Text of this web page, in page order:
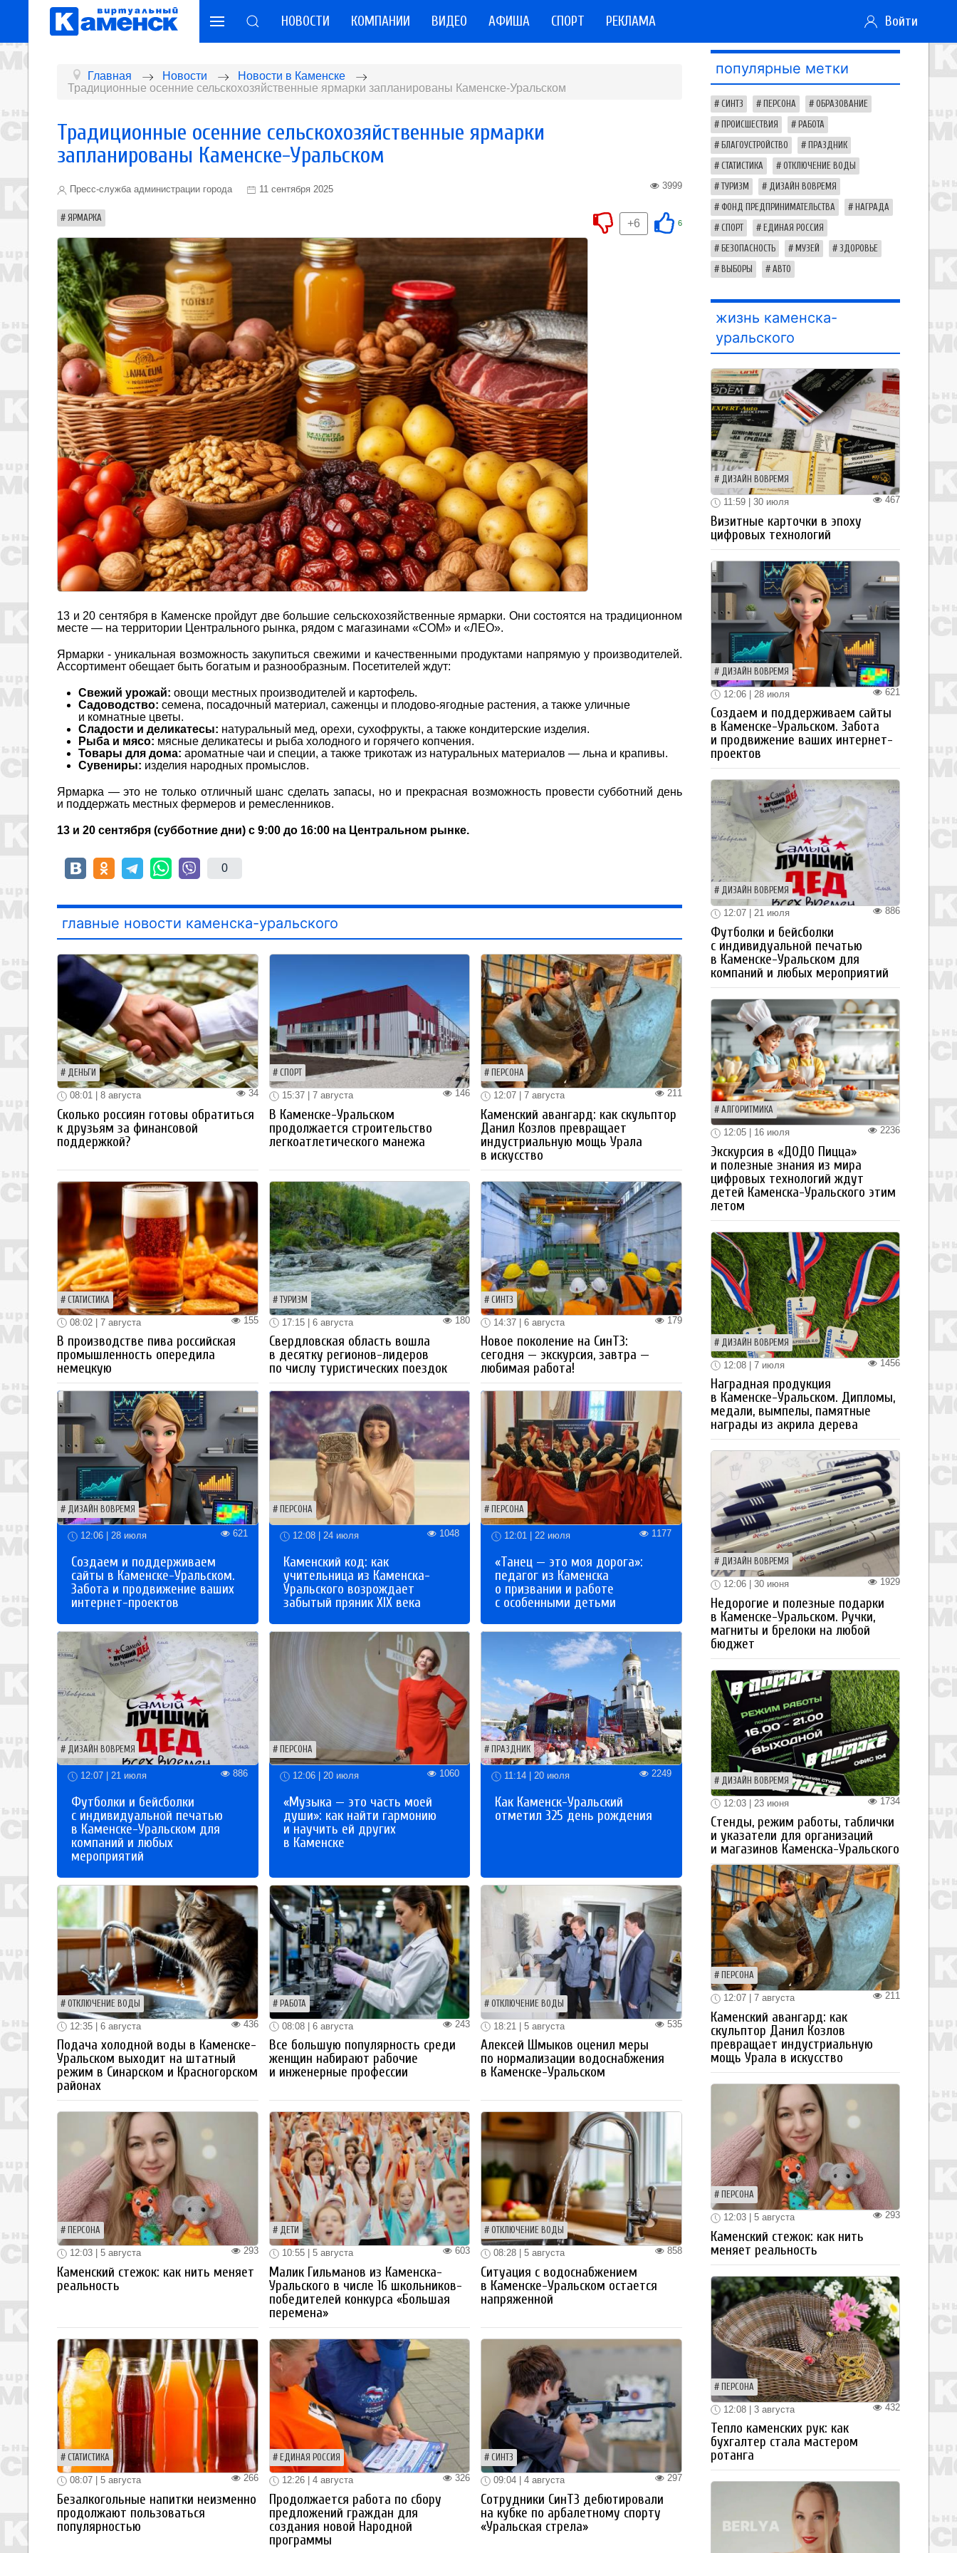
НОВОСТИ КОМПАНИИ ВИДЕО АФИША СПОРТ РЕКЛАМА Войти
Главная Новости
Новости в Каменске
Традиционные осенние сельскохозяйственные ярмарки запланированы Каменске-Уральском
Традиционные осенние сельскохозяйственные ярмарки
запланированы Каменске-Уральском
Пресс-служба администрации города 11 сентября 2025 3999
ЯРМАРКА 6
+6
13 и 20 сентября в Каменске пройдут две большие сельскохозяйственные ярмарки. Они состоятся на традиционном
месте — на территории Центрального рынка, рядом с магазинами «СОМ» и «ЛЕО».
Ярмарки - уникальная возможность закупиться свежими и качественными продуктами напрямую у производителей.
Ассортимент обещает быть богатым и разнообразным. Посетителей ждут:
Свежий урожай: овощи местных производителей и картофель.
Садоводство: семена, посадочный материал, саженцы и плодово-ягодные растения, а также уличные
и комнатные цветы.
Сладости и деликатесы: натуральный мед, орехи, сухофрукты, а также кондитерские изделия.
Рыба и мясо: мясные деликатесы и рыба холодного и горячего копчения.
Товары для дома: ароматные чаи и специи, а также трикотаж из натуральных материалов — льна и крапивы.
Сувениры: изделия народных промыслов.
Ярмарка — это не только отличный шанс сделать запасы, но и прекрасная возможность провести субботний день
и поддержать местных фермеров и ремесленников.
13 и 20 сентября (субботние дни) с 9:00 до 16:00 на Центральном рынке.
0
главные новости каменска-уральского
ДЕНЬГИ
34
08:01 | 8 августа
Сколько россиян готовы обратиться
к друзьям за финансовой
поддержкой?
СПОРТ
146
15:37 | 7 августа
В Каменске-Уральском
продолжается строительство
легкоатлетического манежа
ПЕРСОНА
211
12:07 | 7 августа
Каменский авангард: как скульптор
Данил Козлов превращает
индустриальную мощь Урала
в искусство
СТАТИСТИКА
155
08:02 | 7 августа
В производстве пива российская
промышленность опередила
немецкую
ТУРИЗМ
180
17:15 | 6 августа
Свердловская область вошла
в десятку регионов-лидеров
по числу туристических поездок
СИНТЗ
179
14:37 | 6 августа
Новое поколение на СинТЗ:
сегодня — экскурсия, завтра —
любимая работа!
ДИЗАЙН ВОВРЕМЯ
12:06 | 28 июля 621
Создаем и поддерживаем
сайты в Каменске-Уральском.
Забота и продвижение ваших
интернет-проектов
ПЕРСОНА
12:08 | 24 июля 1048
Каменский код: как
учительница из Каменска-
Уральского возрождает
забытый пряник XIX века
ПЕРСОНА
12:01 | 22 июля 1177
«Танец — это моя дорога»:
педагог из Каменска
о призвании и работе
с особенными детьми
ДИЗАЙН ВОВРЕМЯ
12:07 | 21 июля 886
Футболки и бейсболки
с индивидуальной печатью
в Каменске-Уральском для
компаний и любых
мероприятий
ПЕРСОНА
12:06 | 20 июля 1060
«Музыка — это часть моей
души»: как найти гармонию
и научить ей других
в Каменске
ПРАЗДНИК
11:14 | 20 июля 2249
Как Каменск-Уральский
отметил 325 день рождения
ОТКЛЮЧЕНИЕ ВОДЫ
436
12:35 | 6 августа
Подача холодной воды в Каменске-
Уральском выходит на штатный
режим в Синарском и Красногорском
районах
РАБОТА
243
08:08 | 6 августа
Все большую популярность среди
женщин набирают рабочие
и инженерные профессии
ОТКЛЮЧЕНИЕ ВОДЫ
535
18:21 | 5 августа
Алексей Шмыков оценил меры
по нормализации водоснабжения
в Каменске-Уральском
ПЕРСОНА
293
12:03 | 5 августа
Каменский стежок: как нить меняет
реальность
ДЕТИ
603
10:55 | 5 августа
Малик Гильманов из Каменска-
Уральского в числе 16 школьников-
победителей конкурса «Большая
перемена»
ОТКЛЮЧЕНИЕ ВОДЫ
858
08:28 | 5 августа
Ситуация с водоснабжением
в Каменске-Уральском остается
напряженной
СТАТИСТИКА
266
08:07 | 5 августа
Безалкогольные напитки неизменно
продолжают пользоваться
популярностью
ЕДИНАЯ РОССИЯ
326
12:26 | 4 августа
Продолжается работа по сбору
предложений граждан для
создания новой Народной
программы
СИНТЗ
297
09:04 | 4 августа
Сотрудники СинТЗ дебютировали
на кубке по арбалетному спорту
«Уральская стрела»
популярные метки
СИНТЗ ПЕРСОНА ОБРАЗОВАНИЕ
ПРОИСШЕСТВИЯ РАБОТА
БЛАГОУСТРОЙСТВО ПРАЗДНИК
СТАТИСТИКА ОТКЛЮЧЕНИЕ ВОДЫ
ТУРИЗМ ДИЗАЙН ВОВРЕМЯ
ФОНД ПРЕДПРИНИМАТЕЛЬСТВА НАГРАДА
СПОРТ ЕДИНАЯ РОССИЯ
БЕЗОПАСНОСТЬ МУЗЕЙ ЗДОРОВЬЕ
ВЫБОРЫ АВТО
жизнь каменска-
уральского
ДИЗАЙН ВОВРЕМЯ
467
11:59 | 30 июля
Визитные карточки в эпоху
цифровых технологий
ДИЗАЙН ВОВРЕМЯ
621
12:06 | 28 июля
Создаем и поддерживаем сайты
в Каменске-Уральском. Забота
и продвижение ваших интернет-
проектов
ДИЗАЙН ВОВРЕМЯ
886
12:07 | 21 июля
Футболки и бейсболки
с индивидуальной печатью
в Каменске-Уральском для
компаний и любых мероприятий
АЛГОРИТМИКА
2236
12:05 | 16 июля
Экскурсия в «ДОДО Пицца»
и полезные знания из мира
цифровых технологий ждут
детей Каменска-Уральского этим
летом
ДИЗАЙН ВОВРЕМЯ
1456
12:08 | 7 июля
Наградная продукция
в Каменске-Уральском. Дипломы,
медали, вымпелы, памятные
награды из акрила дерева
ДИЗАЙН ВОВРЕМЯ
1929
12:06 | 30 июня
Недорогие и полезные подарки
в Каменске-Уральском. Ручки,
магниты и брелоки на любой
бюджет
ДИЗАЙН ВОВРЕМЯ
1734
12:03 | 23 июня
Стенды, режим работы, таблички
и указатели для организаций
и магазинов Каменска-Уральского
ПЕРСОНА
211
12:07 | 7 августа
Каменский авангард: как
скульптор Данил Козлов
превращает индустриальную
мощь Урала в искусство
ПЕРСОНА
293
12:03 | 5 августа
Каменский стежок: как нить
меняет реальность
ПЕРСОНА
432
12:08 | 3 августа
Тепло каменских рук: как
бухгалтер стала мастером
ротанга